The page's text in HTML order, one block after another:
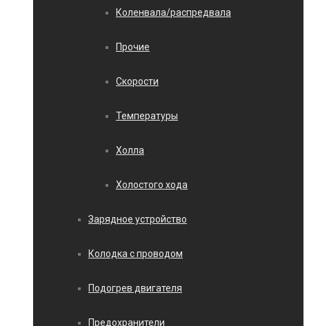
Коленвала/распредвала
Прочие
Скорости
Температуры
Холла
Холостого хода
Зарядное устройство
Колодка с проводом
Подогрев двигателя
Предохранители